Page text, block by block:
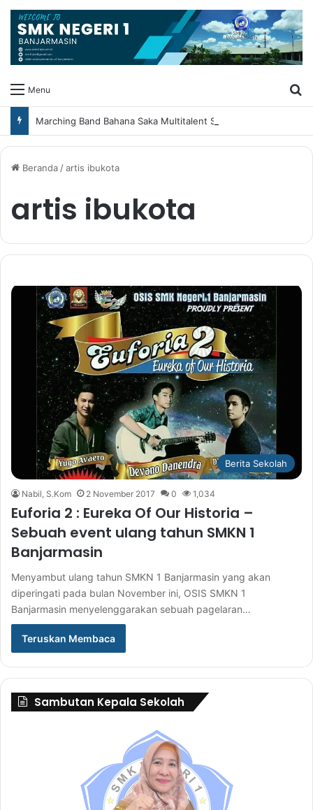
Menu
Beranda/artis ibukota
artis ibukota
Berita Sekolah
Nabil, S.Kom 2 November 2017 0 1,034
Euforia 2 : Eureka Of Our Historia –
Sebuah event ulang tahun SMKN 1
Banjarmasin
Menyambut ulang tahun SMKN 1 Banjarmasin yang akan
diperingati pada bulan November ini, OSIS SMKN 1
Banjarmasin menyelenggarakan sebuah pagelaran…
Teruskan Membaca
Sambutan Kepala Sekolah